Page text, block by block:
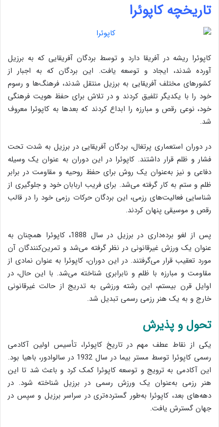
تاریخچه کاپوئرا
کاپوئرا ریشه در آفریقا دارد و توسط بردگان آفریقایی که به برزیل
آورده شدند، ایجاد و توسعه یافت. این بردگان که به اجبار از
کشورهای مختلف آفریقایی به برزیل منتقل شدند، فرهنگ‌ها و رسوم
خود را با یکدیگر تلفیق کردند و در تلاش برای حفظ هویت فرهنگی
خود، نوعی رقص و مبارزه را ابداع کردند که بعدها به کاپوئرا معروف
شد.
در دوران استعماری پرتغال، بردگان آفریقایی در برزیل به شدت تحت
فشار و ظلم قرار داشتند. کاپوئرا در این دوران به عنوان یک وسیله
دفاعی و نیز به‌عنوان یک روش برای حفظ روحیه و مقاومت در برابر
ظلم و ستم به کار گرفته می‌شد. برای فریب اربابان خود و جلوگیری از
شناسایی فعالیت‌های رزمی، این بردگان حرکات رزمی خود را در قالب
رقص و موسیقی پنهان کردند.
پس از لغو برده‌داری در برزیل در سال 1888، کاپوئرا همچنان به
عنوان یک ورزش غیرقانونی در نظر گرفته می‌شد و تمرین‌کنندگان آن
مورد تعقیب قرار می‌گرفتند. در این دوران، کاپوئرا به عنوان نمادی از
مقاومت و مبارزه با ظلم و نابرابری شناخته می‌شد. با این حال، در
اوایل قرن بیستم، این رشته ورزشی به تدریج از حالت غیرقانونی
خارج و به یک هنر رزمی رسمی تبدیل شد.
تحول و پذیرش
یکی از نقاط عطف مهم در تاریخ کاپوئرا، تأسیس اولین آکادمی
رسمی کاپوئرا توسط مستر بیما در سال 1932 در سالوادور، باهیا بود.
این آکادمی به ترویج و توسعه کاپوئرا کمک کرد و باعث شد تا این
هنر رزمی به‌عنوان یک ورزش رسمی در برزیل شناخته شود. در
دهه‌های بعد، کاپوئرا به‌طور گسترده‌تری در سراسر برزیل و سپس در
جهان گسترش یافت.